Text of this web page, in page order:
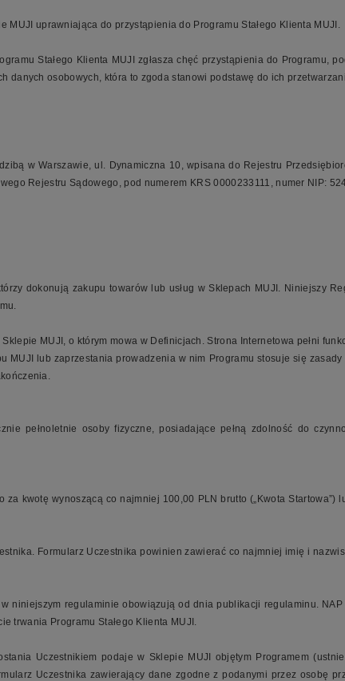
MUJI uprawniająca do przystąpienia do Programu Stałego Klienta MUJI.
Stałego Klienta MUJI zgłasza chęć przystąpienia do Programu,
danych osobowych, która to zgoda stanowi podstawę do ich
w Warszawie, ul. Dynamiczna 10, wpisana do Rejestru
Rejestru Sądowego, pod numerem KRS 0000233111, numer NIP:
dokonują zakupu towarów lub usług w Sklepach MUJI. Niniejszy
MUJI, o którym mowa w Definicjach. Strona Internetowa pełni
MUJI lub zaprzestania prowadzenia w nim Programu stosuje się
pełnoletnie osoby fizyczne, posiadające pełną zdolność do
kwotę wynoszącą co najmniej 100,00 PLN brutto („Kwota Startowa”)
Formularz Uczestnika powinien zawierać co najmniej imię i
niniejszym regulaminie obowiązują od dnia publikacji regulaminu.
trwania Programu Stałego Klienta MUJI.
Uczestnikiem podaje w Sklepie MUJI objętym Programem
Uczestnika zawierający dane zgodne z podanymi przez osobę